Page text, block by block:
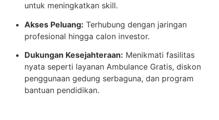
untuk meningkatkan skill.
Akses Peluang: Terhubung dengan jaringan
profesional hingga calon investor.
Dukungan Kesejahteraan: Menikmati fasilitas
nyata seperti layanan Ambulance Gratis, diskon
penggunaan gedung serbaguna, dan program
bantuan pendidikan.